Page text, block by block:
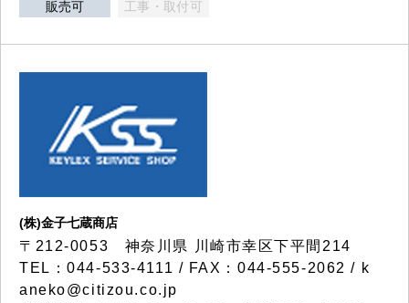
販売可 工事・取付可
(株)金子七蔵商店
〒212-0053 神奈川県 川崎市幸区下平間214
TEL：044-533-4111 / FAX：044-555-2062 / k
aneko@citizou.co.jp